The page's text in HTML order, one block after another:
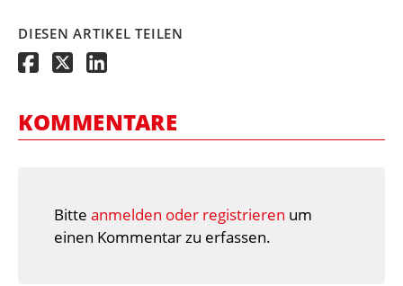
DIESEN ARTIKEL TEILEN
KOMMENTARE
Bitte anmelden oder registrieren um
einen Kommentar zu erfassen.